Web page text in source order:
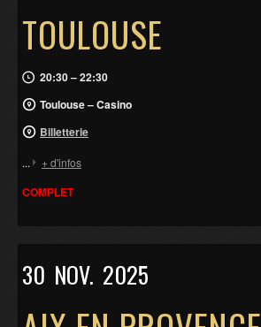
TOULOUSE
20:30 – 22:30
Toulouse – Casino
Billetterie
... + d'infos
COMPLET
30 NOV. 2025